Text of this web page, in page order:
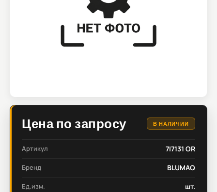
Цена по запросу В НАЛИЧИИ
Артикул 7I7131 OR
Бренд BLUMAQ
Ед.изм. шт.